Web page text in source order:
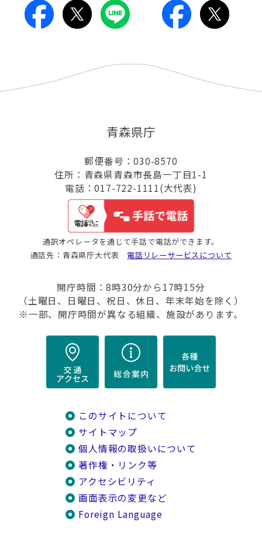
青森県庁
郵便番号：030-8570
住所：青森県青森市長島一丁目1-1
電話：017-722-1111(大代表)
通訳オペレータを通じて手話で電話ができます。
通話先：青森県庁大代表 電話リレーサービスについて
開庁時間：8時30分から17時15分
（土曜日、日曜日、祝日、休日、年末年始を除く）
※一部、開庁時間が異なる組織、施設があります。
このサイトについて
サイトマップ
個人情報の取扱いについて
著作権・リンク等
アクセシビリティ
画面表示の変更など
Foreign Language